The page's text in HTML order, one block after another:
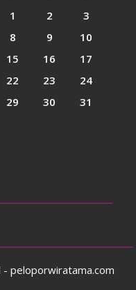
1
2
3
8 9
10
15 16
17
22 23
24
29 30 31
peloporwiratama.com